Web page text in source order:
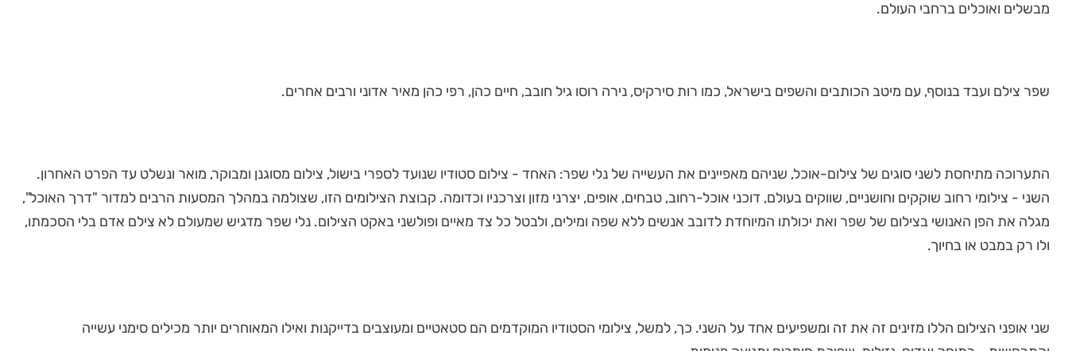
מבשלים ואוכלים ברחבי העולם.
שפר צילם ועבד בנוסף, עם מיטב הכותבים והשפים בישראל, כמו רות סירקיס, נירה רוסו גיל חובב, חיים כהן, רפי כהן מאיר אדוני ורבים אחרים.
התערוכה מתיחסת לשני סוגים של צילום-אוכל, שניהם מאפיינים את העשייה של נלי שפר: האחד - צילום סטודיו שנועד לספרי בישול, צילום מסוגנן ומבוקר, מואר ונשלט עד הפרט האחרון.
השני - צילומי רחוב שוקקים וחושניים, שווקים בעולם, דוכני אוכל-רחוב, טבחים, אופים, יצרני מזון וצרכניו וכדומה. קבוצת הצילומים הזו, שצולמה במהלך המסעות הרבים למדור "דרך האוכל",
מגלה את הפן האנושי בצילום של שפר ואת יכולתו המיוחדת לדובב אנשים ללא שפה ומילים, ולבטל כל צד מאיים ופולשני באקט הצילום. נלי שפר מדגיש שמעולם לא צילם אדם בלי הסכמתו,
ולו רק במבט או בחיוך.
שני אופני הצילום הללו מזינים זה את זה ומשפיעים אחד על השני. כך, למשל, צילומי הסטודיו המוקדמים הם סטאטיים ומעוצבים בדייקנות ואילו המאוחרים יותר מכילים סימני עשייה